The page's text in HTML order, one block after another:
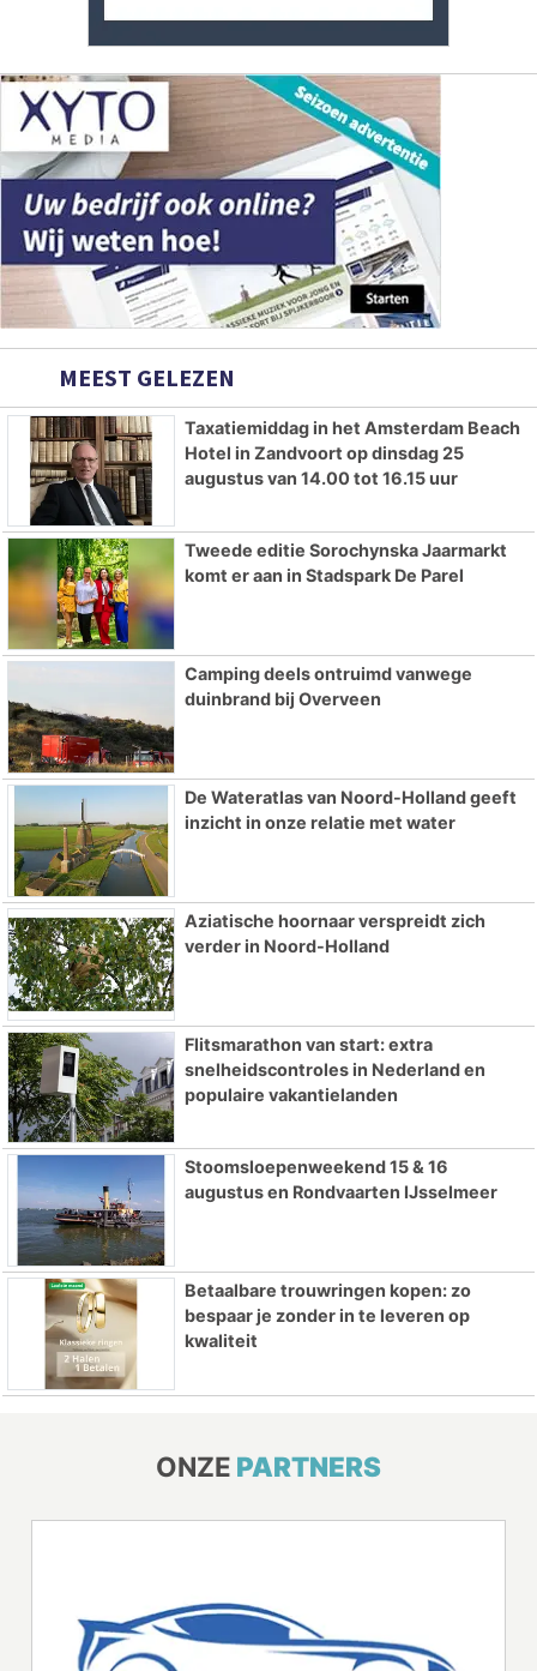
MEEST GELEZEN
Taxatiemiddag in het Amsterdam Beach
Hotel in Zandvoort op dinsdag 25
augustus van 14.00 tot 16.15 uur
Tweede editie Sorochynska Jaarmarkt
komt er aan in Stadspark De Parel
Camping deels ontruimd vanwege
duinbrand bij Overveen
De Wateratlas van Noord-Holland geeft
inzicht in onze relatie met water
Aziatische hoornaar verspreidt zich
verder in Noord-Holland
Flitsmarathon van start: extra
snelheidscontroles in Nederland en
populaire vakantielanden
Stoomsloepenweekend 15 & 16
augustus en Rondvaarten IJsselmeer
Betaalbare trouwringen kopen: zo
bespaar je zonder in te leveren op
kwaliteit
ONZE PARTNERS